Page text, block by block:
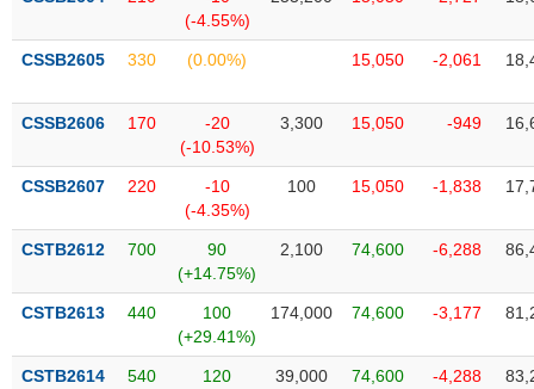
(-4.55%)
CSSB2605 330 (0.00%) 15,050 -2,061
CSSB2606 170
-20
(-10.53%)
3,300 15,050 -949
CSSB2607 220
-10
(-4.35%)
100 15,050 -1,838
CSTB2612 700
90
(+14.75%)
2,100 74,600 -6,288
CSTB2613 440
100
(+29.41%)
174,000 74,600 -3,177
CSTB2614 540
120
39,000 74,600 -4,288
vụ
(-)
tạo